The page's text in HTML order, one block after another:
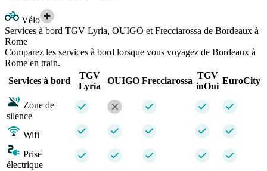
Vélo
Services à bord TGV Lyria, OUIGO et Frecciarossa de Bordeaux à
Rome
Comparez les services à bord lorsque vous voyagez de Bordeaux à
Rome en train.
Services à bord
TGV
Lyria
OUIGO Frecciarossa
TGV
inOui
EuroCity
Zone de
silence
Wifi
Prise
électrique